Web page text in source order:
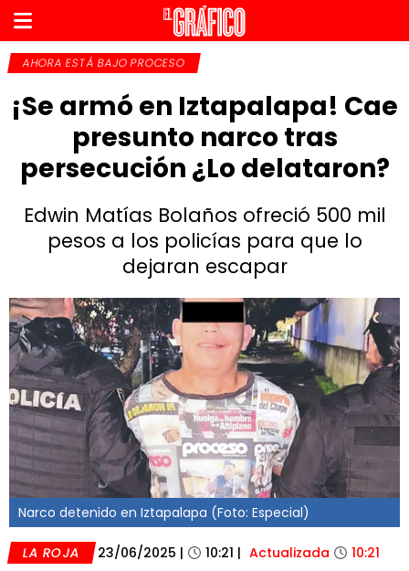
AHORA ESTÁ BAJO PROCESO
¡Se armó en Iztapalapa! Cae
presunto narco tras
persecución ¿Lo delataron?
Edwin Matías Bolaños ofreció 500 mil
pesos a los policías para que lo
dejaran escapar
Narco detenido en Iztapalapa (Foto: Especial)
LA ROJA 23/06/2025 | 10:21 | Actualizada 10:21